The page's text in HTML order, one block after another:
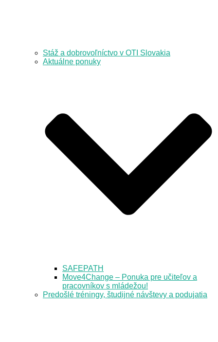
Stáž a dobrovoľníctvo v OTI Slovakia
Aktuálne ponuky
SAFEPATH
Move4Change – Ponuka pre učiteľov a
pracovníkov s mládežou!
Predošlé tréningy, študijné návštevy a podujatia